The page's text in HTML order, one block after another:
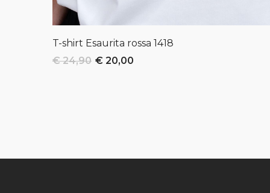
T-shirt Esaurita rossa 1418
€ 24,90 € 20,00